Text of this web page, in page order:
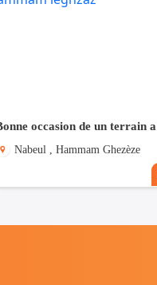
Nabeul , Hammam Ghezèze